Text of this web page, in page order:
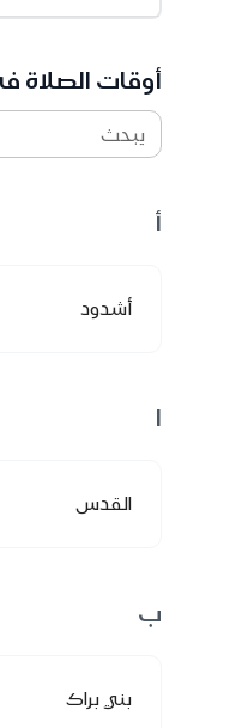
أوقات الصلاة
يبحث
أ
أشدود
ا
القدس
ب
بني براك